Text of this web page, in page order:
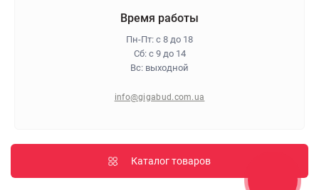
Политика конфиденциальности
Время работы
Пн-Пт: с 8 до 18
Сб: с 9 до 14
Вс: выходной
info@gigabud.com.ua
Каталог товаров